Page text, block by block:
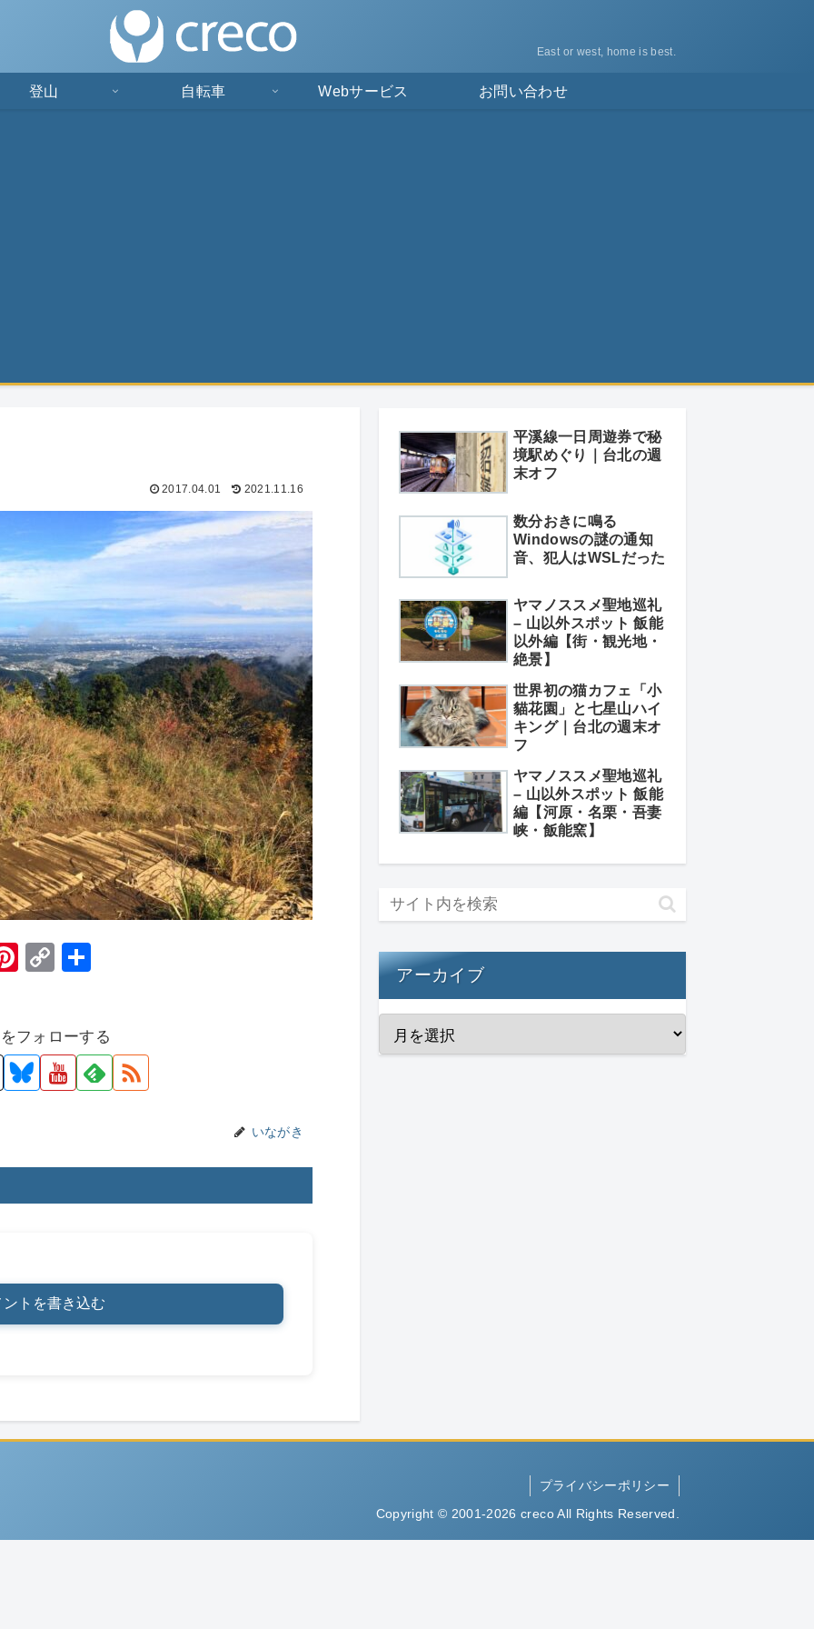
East or west, home is best.
登山 自転車 Webサービス お問い合わせ
2017.04.01 2021.11.16
Pi
e
st
C
y
Li
フォローする
いながき
ントを書き込む
平溪線一日周遊券で秘
境駅めぐり｜台北の週
末オフ
数分おきに鳴る
Windowsの謎の通知
音、犯人はWSLだった
ヤマノススメ聖地巡礼
– 山以外スポット 飯能
以外編【街・観光地・
絶景】
世界初の猫カフェ「小
貓花園」と七星山ハイ
キング｜台北の週末オ
フ
ヤマノススメ聖地巡礼
– 山以外スポット 飯能
編【河原・名栗・吾妻
峡・飯能窯】
アーカイブ
プライバシーポリシー
Copyright © 2001-2026 creco All Rights Reserved.